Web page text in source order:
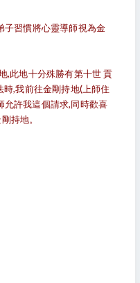
子習慣將心靈導師視為金
,此地十分殊勝有第十世 貢
,我前往金剛持地(上師住
允許我這個請求,同時歡喜
持地。